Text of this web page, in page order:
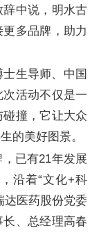
辞中说，明水古
多品牌，助力
生导师、中国
活动不仅是一
撞，它让大众
的美好图景。
已有21年发展
沿着“文化+科
达医药股份党委
、总经理高春